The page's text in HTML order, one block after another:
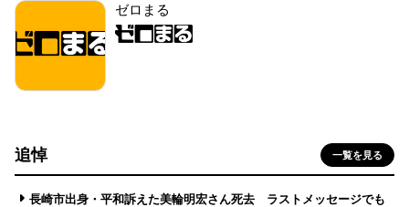
ゼロまる
追悼 一覧を見る
長崎市出身・平和訴えた美輪明宏さん死去 ラストメッセージでも